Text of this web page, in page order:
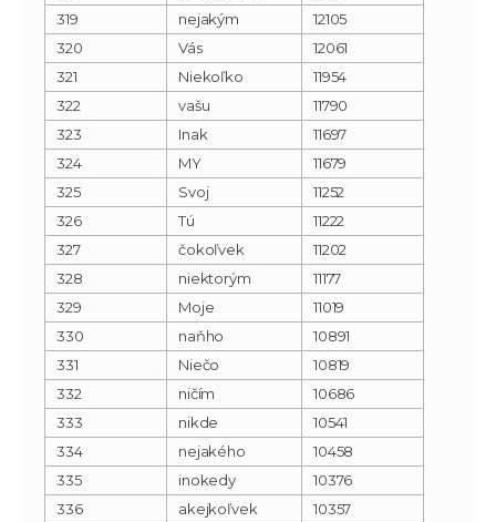
319
nejakým
12105
320
Vás
12061
321
Niekoľko
11954
322
vašu
11790
323
Inak
11697
324
MY
11679
325
Svoj
11252
326
Tú
11222
327
čokoľvek
11202
328
niektorým
11177
329
Moje
11019
330
naňho
10891
331
Niečo
10819
332
ničím
10686
333
nikde
10541
334
nejakého
10458
335
inokedy
10376
336
akejkoľvek
10357